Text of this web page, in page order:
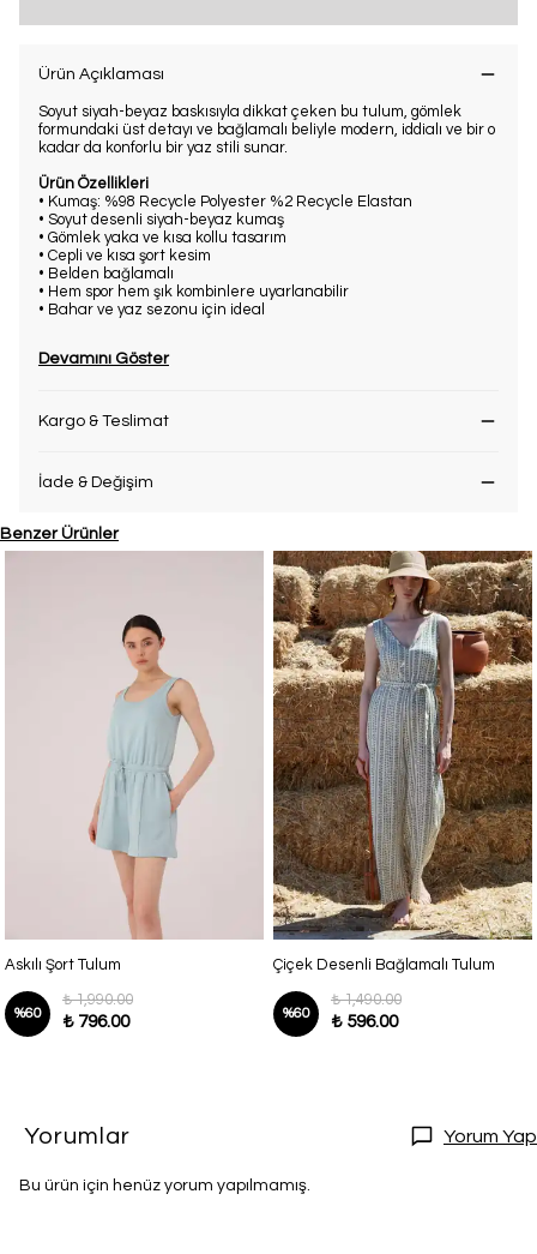
Ürün Açıklaması
Soyut siyah-beyaz baskısıyla dikkat çeken bu tulum, gömlek
formundaki üst detayı ve bağlamalı beliyle modern, iddialı ve bir o
kadar da konforlu bir yaz stili sunar.
Ürün Özellikleri
• Kumaş: %98 Recycle Polyester %2 Recycle Elastan
• Soyut desenli siyah-beyaz kumaş
• Gömlek yaka ve kısa kollu tasarım
• Cepli ve kısa şort kesim
• Belden bağlamalı
• Hem spor hem şık kombinlere uyarlanabilir
• Bahar ve yaz sezonu için ideal
Devamını Göster
Kargo & Teslimat
İade & Değişim
Benzer Ürünler
Askılı Şort Tulum
%60
₺ 1,990.00
₺ 796.00
Çiçek Desenli Bağlamalı Tulum
%60
₺ 1,490.00
₺ 596.00
Yorumlar Yorum Yap
Bu ürün için henüz yorum yapılmamış.